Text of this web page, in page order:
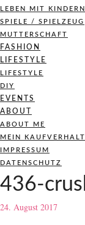
LEBEN MIT KINDERN
SPIELE / SPIELZEUG
MUTTERSCHAFT
FASHION
LIFESTYLE
LIFESTYLE
DIY
EVENTS
ABOUT
ABOUT ME
MEIN
IMPRESSUM
DATENSCHUTZ
436-
24. August 2017